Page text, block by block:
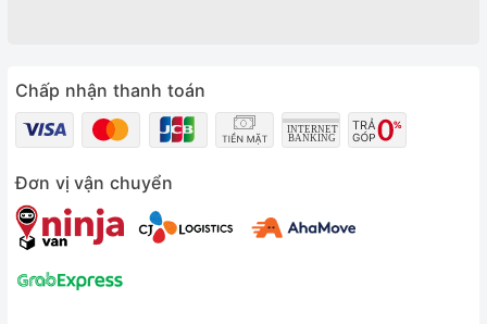
Chấp nhận thanh toán
Đơn vị vận chuyển